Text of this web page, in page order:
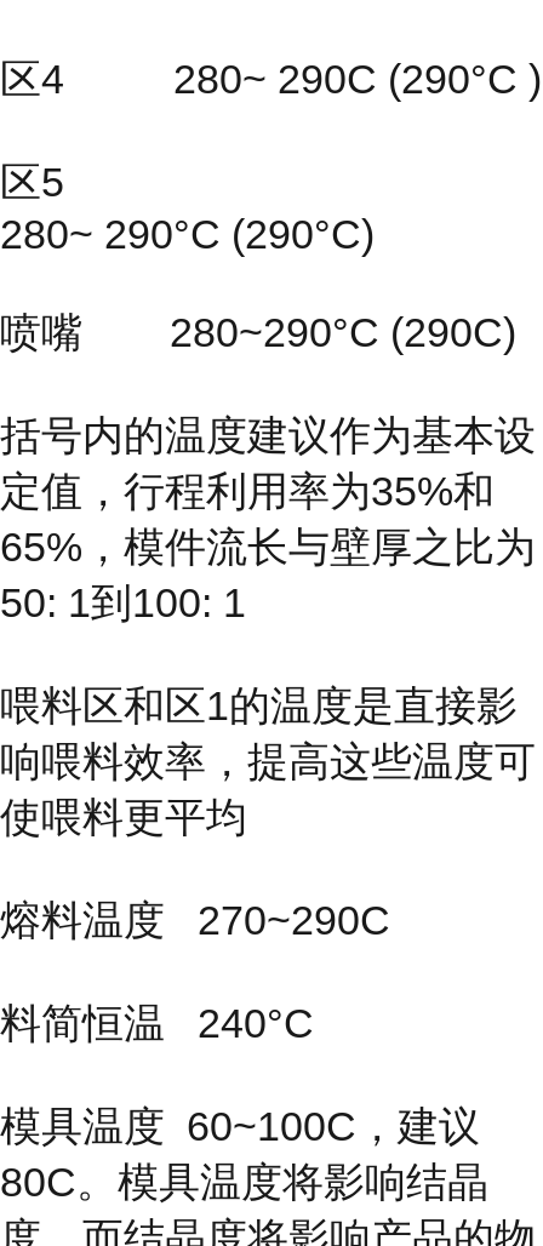
区4 280~ 290C (290°C )
区5
280~ 290°C (290°C)
喷嘴 280~290°C (290C)
括号内的温度建议作为基本设
定值，行程利用率为35%和
65%，模件流长与壁厚之比为
50: 1到100: 1
喂料区和区1的温度是直接影
响喂料效率，提高这些温度可
使喂料更平均
熔料温度 270~290C
料简恒温 240°C
模具温度 60~100C，建议
80C。模具温度将影响结晶